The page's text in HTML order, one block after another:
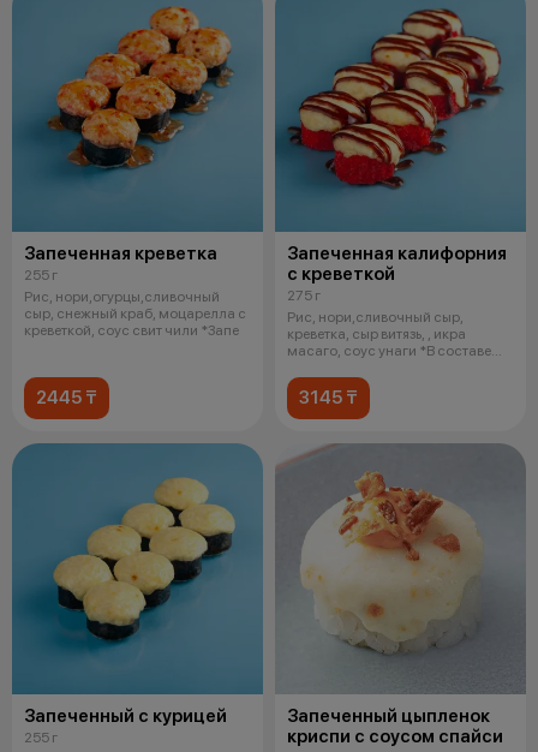
Запеченная креветка
255 г
Рис, нори,огурцы,сливочный
сыр, снежный краб, моцарелла с
креветкой, соус свит чили *Запе
2445 ₸
Запеченная калифорния
с креветкой
275 г
Рис, нори,сливочный сыр,
креветка, сыр витязь, , икра
масаго, соус унаги *В составе
3145 ₸
Запеченный с курицей
255 г
Запеченный цыпленок
криспи с соусом спайси